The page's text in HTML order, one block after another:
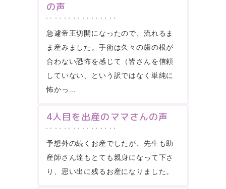
の声
急遽帝王切開になったので、流れるま
ま産みました。手術は久々の歯の根が
合わない恐怖を感じて（皆さんを信頼
していない、という訳ではなく単純に
怖かっ...
4人目を出産のママさんの声
予想外の続くお産でしたが、先生も助
産師さん達もとても親身になって下さ
り、思い出に残るお産になりました。